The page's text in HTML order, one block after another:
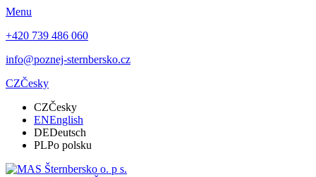
Menu
+420 739 486 060
info@poznej-sternbersko.cz
CZČesky
CZČesky
ENEnglish
DEDeutsch
PLPo polsku